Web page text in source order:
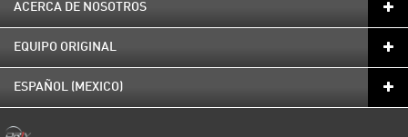
ACERCA DE NOSOTROS
EQUIPO ORIGINAL
ESPAÑOL (MEXICO)